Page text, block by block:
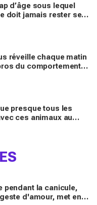
d’âge sous lequel
doit jamais rester seul
réveille chaque matin
du comportement
presque tous les
ces animaux au
pendant la canicule,
d'amour, met en